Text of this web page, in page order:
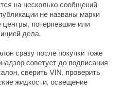
на несколько сообщений
не названы марки
центры, потерпевшие или
дела.
сразу после покупки тоже
советует до подписания
сверить VIN, проверить
жидкости, освещение